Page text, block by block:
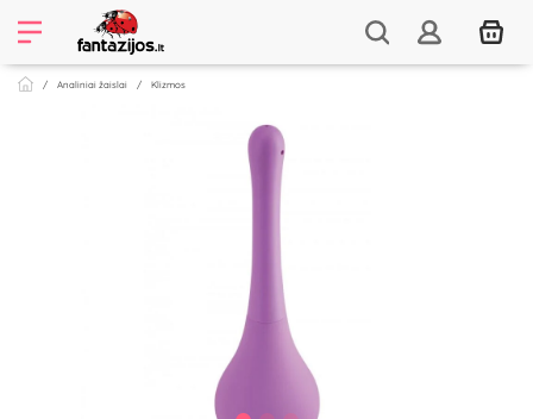
Analiniai žaislai Klizmos